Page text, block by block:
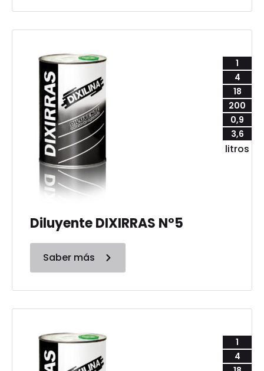
1
4
18
200
0,9
3,6
litros
Diluyente DIXIRRAS N°5
Saber más
1
4